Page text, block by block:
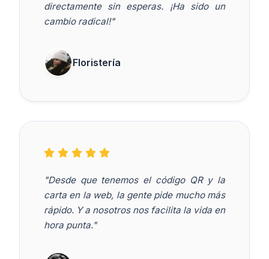
directamente sin esperas. ¡Ha sido un
cambio radical!"
Floristería
"Desde que tenemos el código QR y la
carta en la web, la gente pide mucho más
rápido. Y a nosotros nos facilita la vida en
hora punta."